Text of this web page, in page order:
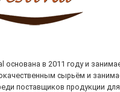
основана в 2011 году и
сырьём и
поставщиков продукции для